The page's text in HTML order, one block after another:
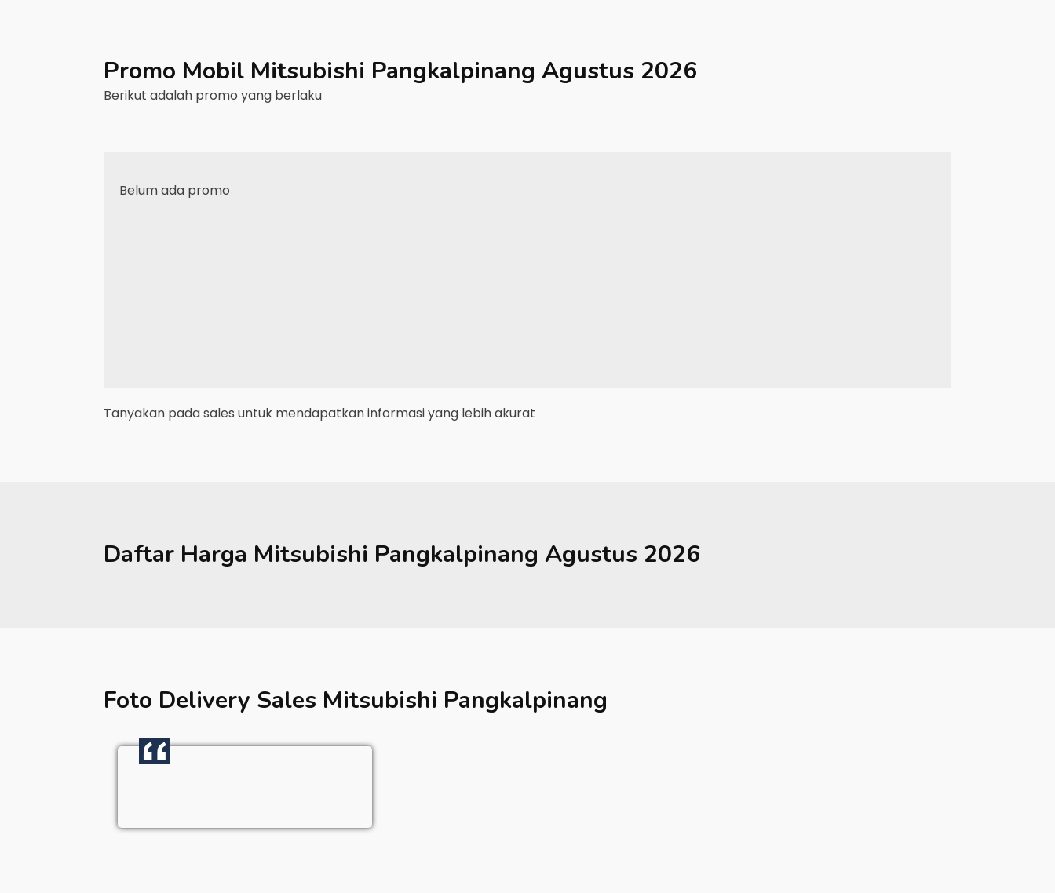
Promo Mobil Mitsubishi Pangkalpinang Agustus 2026
Berikut adalah promo yang berlaku
Belum ada promo
Tanyakan pada sales untuk mendapatkan informasi yang lebih akurat
Daftar Harga Mitsubishi Pangkalpinang Agustus 2026
Foto Delivery Sales Mitsubishi Pangkalpinang